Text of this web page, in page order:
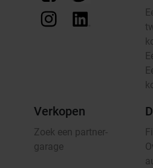
Verkopen
Zoek een partner-
garage